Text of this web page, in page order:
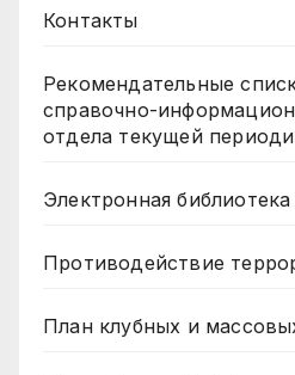
Контакты
Рекомендательные
справочно-
отдела текущей
Электронная библиотека
Противодействие
План клубных и